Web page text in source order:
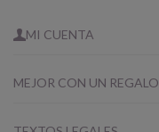
MI CUENTA
MEJOR CON UN REGALO